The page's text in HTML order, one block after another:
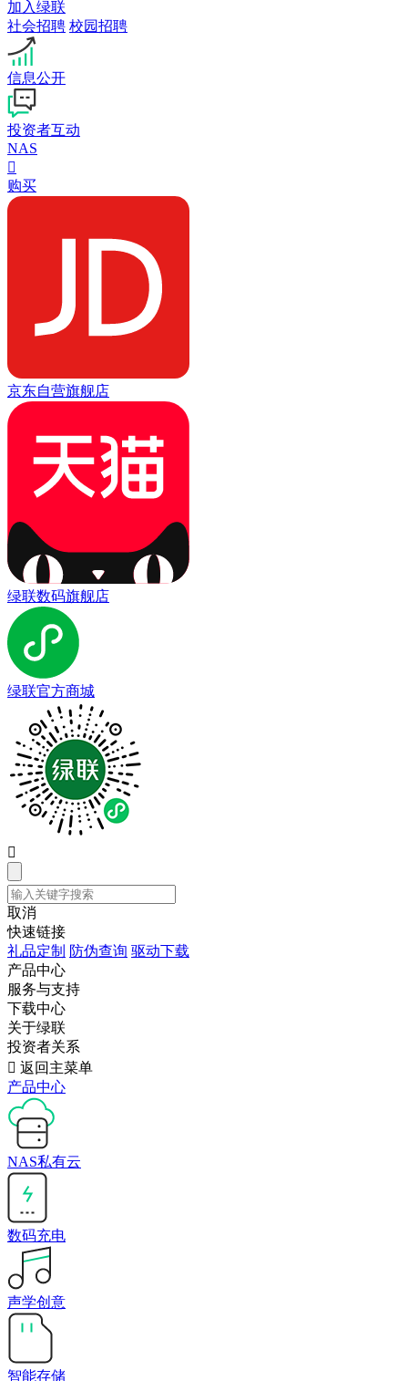
加入绿联
社会招聘 校园招聘
信息公开
投资者互动
NAS

购买
京东自营旗舰店
绿联数码旗舰店
绿联官方商城

取消
快速链接
礼品定制 防伪查询 驱动下载
产品中心
服务与支持
下载中心
关于绿联
投资者关系
 返回主菜单
产品中心
NAS私有云
数码充电
声学创意
智能存储